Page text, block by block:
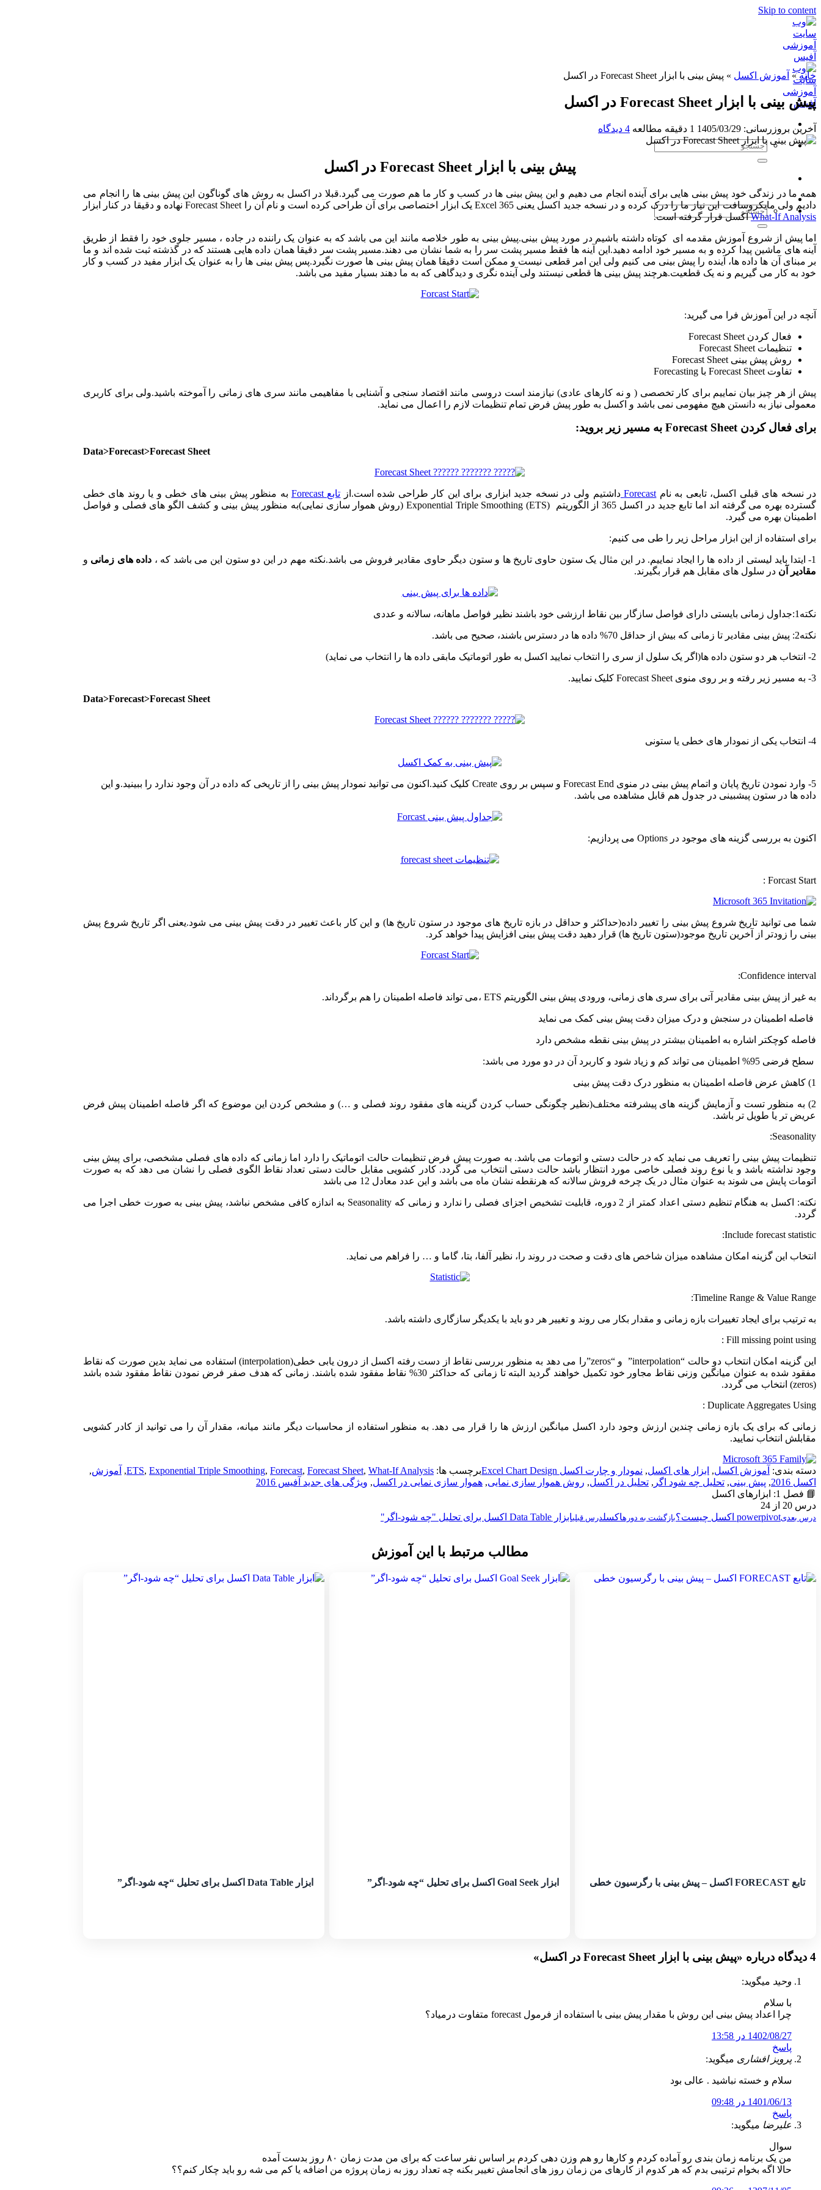
Skip to content
خانه» آموزش اکسل » پیش بینی با ابزار Forecast Sheet در اکسل
پیش بینی با ابزار Forecast Sheet در اکسل
آخرین بروزرسانی: 1405/03/29 1 دقیقه مطالعه 4 دیدگاه
پیش بینی با ابزار Forecast Sheet در اکسل
همه ما در زندگی خود پیش بینی هایی برای آینده انجام می دهیم و این پیش بینی ها در کسب و کار ما هم صورت می گیرد.قبلا در اکسل به روش های گوناگون این پیش بینی ها را انجام می
دادیم ولی مایکروسافت این نیاز ما را درک کرده و در نسخه جدید اکسل یعنی Excel 365 یک ابزار اختصاصی برای آن طراحی کرده است و نام آن را Forecast Sheet نهاده و دقیقا در کنار ابزار
What-If Analysisاکسل قرار گرفته است.
اما پیش از شروع آموزش مقدمه ای کوتاه داشته باشیم در مورد پیش بینی.پیش بینی به طور خلاصه مانند این می باشد که به عنوان یک راننده در جاده ، مسیر جلوی خود را فقط از طریق
آینه های ماشین پیدا کرده و به مسیر خود ادامه دهید.این آینه ها فقط مسیر پشت سر را به شما نشان می دهند.مسیر پشت سر دقیقا همان داده هایی هستند که در گذشته ثبت شده اند و ما
بر مبنای آن ها داده ها، آینده را پیش بینی می کنیم ولی این امر قطعی نیست و ممکن است دقیقا همان پیش بینی ها صورت نگیرد.پس پیش بینی ها را به عنوان یک ابزار مفید در کسب و کار
خود به کار می گیریم و نه یک قطعیت.هرچند پیش بینی ها قطعی نیستند ولی آینده نگری و دیدگاهی که به ما دهند بسیار مفید می باشد.
آنچه در این آموزش فرا می گیرید:
فعال کردن Forecast Sheet
تنظیمات Forecast Sheet
روش پیش بینی Forecast Sheet
تفاوت Forecast Sheet با Forecasting
پیش از هر چیز بیان نماییم برای کار تخصصی ( و نه کارهای عادی) نیازمند است دروسی مانند اقتصاد سنجی و آشنایی با مفاهیمی مانند سری های زمانی را آموخته باشید.ولی برای کاربری
معمولی نیاز به دانستن هیچ مفهومی نمی باشد و اکسل به طور پیش فرض تمام تنظیمات لازم را اعمال می نماید.
برای فعال کردن Forecast Sheet به مسیر زیر بروید:
Data>Forecast>Forecast Sheet
در نسخه های قبلی اکسل، تابعی به نام Forecast داشتیم ولی در نسخه جدید ابزاری برای این کار طراحی شده است.از تابع Forecast
به منظور پیش بینی های خطی و یا روند های خطی
گسترده بهره می گرفته اند اما تابع جدید در اکسل 365 از الگوریتم (Exponential Triple Smoothing (ETS (روش هموار سازی نمایی)به منظور پیش بینی و کشف الگو های فصلی و فواصل
اطمینان بهره می گیرد.
برای استفاده از این ابزار مراحل زیر را طی می کنیم:
1- ایتدا باید لیستی از داده ها را ایجاد نماییم. در این مثال یک ستون حاوی تاریخ ها و ستون دیگر حاوی مقادیر فروش می باشد.نکته مهم در این دو ستون این می باشد که ، داده های زمانی و
مقادیر آن در سلول های مقابل هم قرار بگیرند.
نکته1:جداول زمانی بایستی دارای فواصل سازگار بین نقاط ارزشی خود باشند نظیر فواصل ماهانه، سالانه و عددی
نکته2: پیش بینی مقادیر تا زمانی که بیش از حداقل 70% داده ها در دسترس باشند، صحیح می باشد.
2- انتخاب هر دو ستون داده ها(اگر یک سلول از سری را انتخاب نمایید اکسل به طور اتوماتیک مابقی داده ها را انتخاب می نماید)
3- به مسیر زیر رفته و بر روی منوی Forecast Sheet کلیک نمایید.
Data>Forecast>Forecast Sheet
4- انتخاب یکی از نمودار های خطی یا ستونی
5- وارد نمودن تاریخ پایان و اتمام پیش بینی در منوی Forecast End و سپس بر روی Create کلیک کنید.اکنون می توانید نمودار پیش بینی را از تاریخی که داده در آن وجود ندارد را ببینید.و این
داده ها در ستون پیشبینی در جدول هم قابل مشاهده می باشد.
اکنون به بررسی گزینه های موجود در Options می پردازیم:
Forcast Start :
شما می توانید تاریخ شروع پیش بینی را تغییر داده(حداکثر و حداقل در بازه تاریخ های موجود در ستون تاریخ ها) و این کار باعث تغییر در دقت پیش بینی می شود.یعنی اگر تاریخ شروع پیش
بینی را زودتر از آخرین تاریخ موجود(ستون تاریخ ها) قرار دهید دقت پیش بینی افزایش پیدا خواهد کرد.
Confidence interval:
به غیر از پیش بینی مقادیر آتی برای سری های زمانی، ورودی پیش بینی الگوریتم ETS ،می تواند فاصله اطمینان را هم برگرداند.
فاصله اطمینان در سنجش و درک میزان دقت پیش بینی کمک می نماید
فاصله کوچکتر اشاره به اطمینان بیشتر در پیش بینی نقطه مشخص دارد
سطح فرضی 95% اطمینان می تواند کم و زیاد شود و کاربرد آن در دو مورد می باشد:
1) کاهش عرض فاصله اطمینان به منظور درک دقت پیش بینی
2) به منظور تست و آزمایش گزینه های پیشرفته مختلف(نظیر چگونگی حساب کردن گزینه های مفقود روند فصلی و …) و مشخص کردن این موضوع که اگر فاصله اطمینان پیش فرض
عریض تر یا طویل تر باشد.
Seasonality:
تنظیمات پیش بینی را تعریف می نماید که در حالت دستی و اتومات می باشد. به صورت پیش فرض تنظیمات حالت اتوماتیک را دارد اما زمانی که داده های فصلی مشخصی، برای پیش بینی
وجود نداشته باشد و یا نوع روند فصلی خاصی مورد انتظار باشد حالت دستی انتخاب می گردد. کادر کشویی مقابل حالت دستی تعداد نقاط الگوی فصلی را نشان می دهد که به صورت
اتومات پایش می شوند به عنوان مثال در یک چرخه فروش سالانه که هرنقطه نشان ماه می باشد و این عدد معادل 12 می باشد
نکته: اکسل به هنگام تنظیم دستی اعداد کمتر از 2 دوره، قابلیت تشخیص اجزای فصلی را ندارد و زمانی که Seasonality به اندازه کافی مشخص نباشد، پیش بینی به صورت خطی اجرا می
گردد.
Include forecast statistic:
انتخاب این گزینه امکان مشاهده میزان شاخص های دقت و صحت در روند را، نظیر آلفا، بتا، گاما و … را فراهم می نماید.
Timeline Range & Value Range:
به ترتیب برای ایجاد تغییرات بازه زمانی و مقدار بکار می روند و تغییر هر دو باید با یکدیگر سازگاری داشته باشد.
Fill missing point using :
این گزینه امکان انتخاب دو حالت “interpolation” و “zeros”را می دهد به منظور بررسی نقاط از دست رفته اکسل از درون یابی خطی(interpolation) استفاده می نماید بدین صورت که نقاط
مفقود شده به عنوان میانگین وزنی نقاط مجاور خود تکمیل خواهند گردید البته تا زمانی که حداکثر 30% نقاط مفقود شده باشند. زمانی که هدف صفر فرض نمودن نقاط مفقود شده باشد
(zeros) انتخاب می گردد.
Duplicate Aggregates Using :
زمانی که برای یک بازه زمانی چندین ارزش وجود دارد اکسل میانگین ارزش ها را قرار می دهد. به منظور استفاده از محاسبات دیگر مانند میانه، مقدار آن را می توانید از کادر کشویی
مقابلش انتخاب نمایید.
دسته بندی: آموزش اکسل, ابزار های اکسل, نمودار و چارت اکسل Excel Chart Design برچسب ها: ETS, Exponential Triple Smoothing, Forecast, Forecast Sheet, What-If Analysis
, آموزش,
اکسل 2016
, پیش بینی, تحلیل چه شود اگر , تحلیل در اکسل, روش هموار سازی نمایی, هموار سازی نمایی در اکسل, ویژگی های جدید آفیس 2016
📘 فصل 1: ابزارهای اکسل
درس 20 از 24
درس بعدیpowerpivot اکسل چیست؟ بازگشت به دورهاکسلدرس قبلیابزار Data Table اکسل برای تحلیل "چه شود-اگر"
مطالب مرتبط با این آموزش
تابع FORECAST اکسل – پیش بینی با رگرسیون خطی ابزار Goal Seek اکسل برای تحلیل “چه شود-اگر” ابزار Data Table اکسل برای تحلیل “چه شود-اگر”
4 دیدگاه درباره « پیش بینی با ابزار Forecast Sheet در اکسل »
وحید میگوید:
با سلام
چرا اعداد پیش بینی این روش با مقدار پیش بینی با استفاده از فرمول forecast متفاوت درمیاد؟
1402/08/27 در 13:58
پاسخ
پرویز افشاری میگوید:
سلام و خسته نباشید . عالی بود
1401/06/13 در 09:48
پاسخ
علیرضا میگوید:
سوال
من یک برنامه زمان بندی رو آماده کردم و کارها رو هم وزن دهی کردم بر اساس نفر ساعت که برای من مدت زمان ۸۰ روز بدست آمده
حالا اگه بخوام ترتیبی بدم که هر کدوم از کارهای من زمان روز های انجامش تغییر بکنه چه تعداد روز به زمان پروژه من اضافه یا کم می شه رو باید چکار کنم؟؟